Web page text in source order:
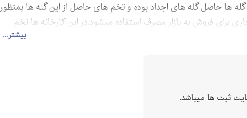
بیشتر...
ها حاصل گله های اجداد بوده و تخم های حاصل از این گله ها بمنظور
برای فروش به بازار مصرف استفاده میشود.در این کارخانه ها تخم
گوشتی تبدیل و به فارمهای تولید گوشت مرق فروجته میشوند.
ثبت ها میباشد.